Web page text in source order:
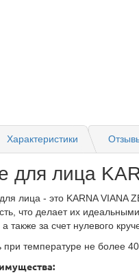
Характеристики
для лица
лица - это KARNA VIANA
что делает их
также за счет нулевого
при температуре не более